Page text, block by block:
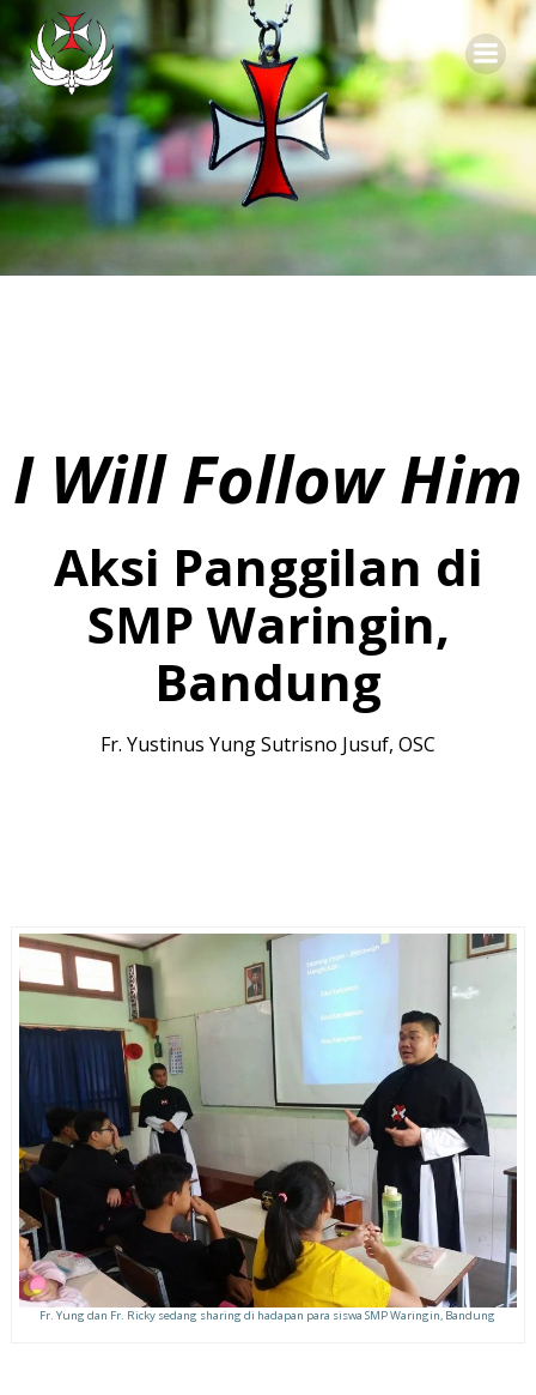
Skip
to
content
I Will Follow Him
Aksi Panggilan di
SMP Waringin,
Bandung
Fr. Yustinus Yung Sutrisno Jusuf, OSC
Fr. Yung dan Fr. Ricky sedang sharing di hadapan para siswa SMP Waringin, Bandung